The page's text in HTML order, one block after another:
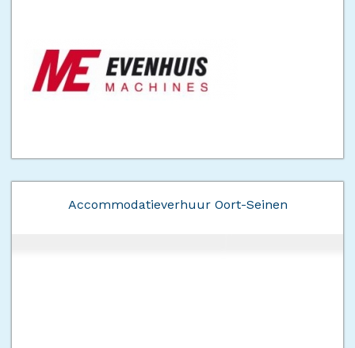
Accommodatieverhuur Oort-Seinen